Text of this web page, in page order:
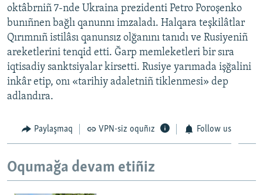
oktâbrniñ 7-nde Ukraina prezidenti Petro Poroşenko
bunıñnen bağlı qanunnı imzaladı. Halqara teşkilâtlar
Qırımnıñ istilâsı qanunsız olğanını tanıdı ve Rusiyeniñ
areketlerini tenqid etti. Ğarp memleketleri bir sıra
iqtisadiy sanktsiyalar kirsetti. Rusiye yarımada işğalini
inkâr etip, onı «tarihiy adaletniñ tiklenmesi» dep
adlandıra.
Paylaşmaq VPN-siz oquñız Follow us
Oqumağa devam etiñiz